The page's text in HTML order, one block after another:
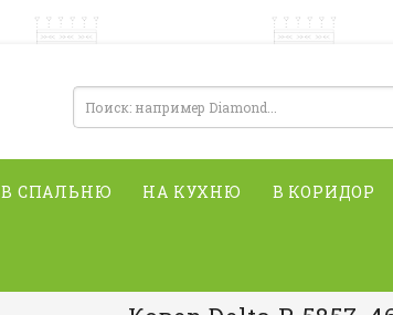
В СПАЛЬНЮ НА КУХНЮ В КОРИДОР